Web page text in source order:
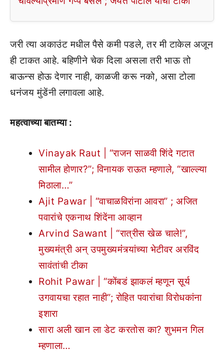
जरी त्या अकाउंट मधील पैसे कमी पडले, तर मी टाकेल अजून
ही टाकत आहे. बहिणीने चेक दिला असला तरी भाऊ तो
बाऊन्स होऊ देणार नाही, काळजी करू नको, असा टोला
धनंजय मुंडेंनी लगावला आहे.
महत्वाच्या बातम्या :
Vinayak Raut | “राजन साळवी शिंदे गटात
सामील होणार?”; विनायक राऊत म्हणाले, “खाल्ल्या
मिठाला…”
Ajit Pawar | “वाचाळविरांना आवरा” ; अजित
पवारांचे एकनाथ शिंदेंना आव्हान
Arvind Sawant | “रात्रीस खेळ चाले!”,
मुख्यमंत्री अन् उपमुख्यमंंत्र्यांच्या भेटीवर अरविंद
सावंतांची टीका
Rohit Pawar | “कोंबडं झाकलं म्हणून सूर्य
उगवायचा रहात नाही”; रोहित पवारांचा विरोधकांना
इशारा
सारा अली खान ला डेट करतोस का? शुभमन गिल
म्हणाला…